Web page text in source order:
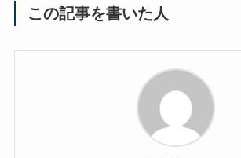
この記事を書いた人